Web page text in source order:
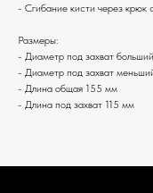
- Сгибание кисти через крюк
Размеры:
- Диаметр под захват
- Диаметр под захват
- Длина общая 155 мм
- Длина под захват 115 мм